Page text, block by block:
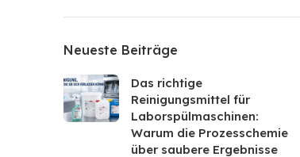
Neueste Beiträge
Das richtige
Reinigungsmittel für
Laborspülmaschinen:
Warum die Prozesschemie
über saubere Ergebnisse